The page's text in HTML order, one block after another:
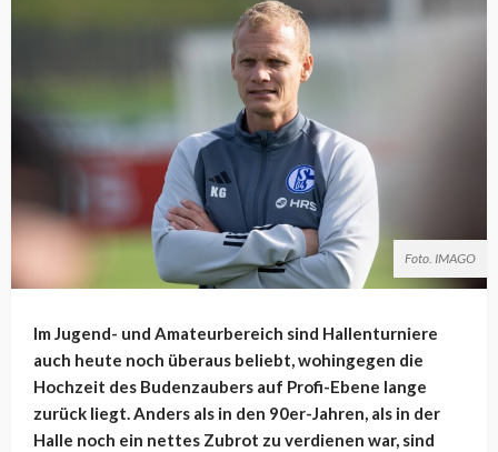
Foto. IMAGO
Im Jugend- und Amateurbereich sind Hallenturniere
auch heute noch überaus beliebt, wohingegen die
Hochzeit des Budenzaubers auf Profi-Ebene lange
zurück liegt. Anders als in den 90er-Jahren, als in der
Halle noch ein nettes Zubrot zu verdienen war, sind